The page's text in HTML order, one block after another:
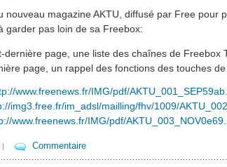
nouveau magazine AKTU, diffusé par Free pour
garder pas loin de sa Freebox:
dernière page, une liste des chaînes de Freebox
page, un rappel des fonctions des touches
www.freenews.fr/IMG/pdf/
img3.free.fr/im_adsl/mailling/fhv/1009/
www.freenews.fr/IMG/pdf/
| Commentaire